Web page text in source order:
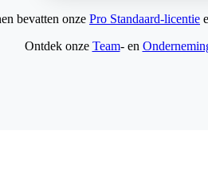
bevatten onze Pro Standaard-licentie
Ontdek onze Team- en